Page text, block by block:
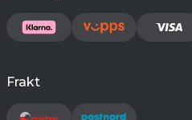
Frakt